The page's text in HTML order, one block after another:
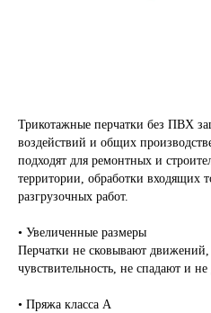
Трикотажные перчатки без ПВХ
воздействий и общих
подходят для ремонтных и
территории, обработки входящих
разгрузочных работ.
• Увеличенные размеры
Перчатки не сковывают
чувствительность, не спадают и не
• Пряжа класса А